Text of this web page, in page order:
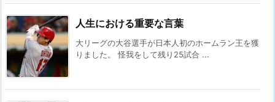
人生における重要な言葉
大リーグの大谷選手が日本人初のホームラン王を獲
りました。 怪我をして残り25試合 ...